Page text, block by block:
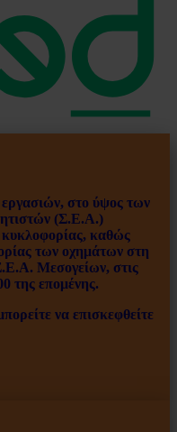
στο ύψος των
(Σ.Ε.Α.)
καθώς
των οχημάτων στη
Μεσογείων, στις
της επομένης.
να επισκεφθείτε